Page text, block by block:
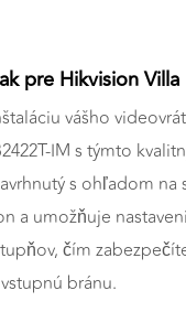
pre Hikvision Villa
vášho
IM s týmto
s ohľadom na
a umožňuje
čím
bránu.
Google
cookies sa používajú
naprieč
nám a našim